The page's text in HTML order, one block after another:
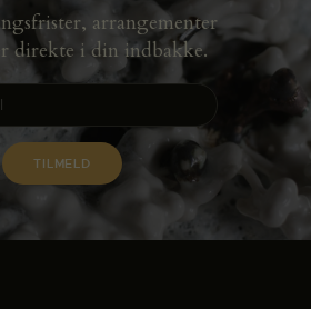
arrangementer
direkte i din indbakke.